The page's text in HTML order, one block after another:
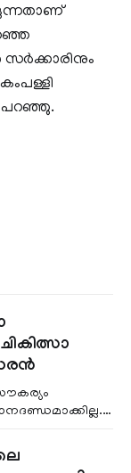
സർക്കാരിനും
പറഞ്ഞു.